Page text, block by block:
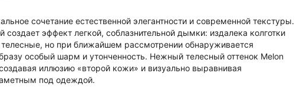
сочетание естественной элегантности и современной текстуры.
эффект легкой, соблазнительной дымки: издалека колготки
но при ближайшем рассмотрении обнаруживается
особый шарм и утонченность. Нежный телесный оттенок Melon
иллюзию «второй кожи» и визуально выравнивая
под одеждой.